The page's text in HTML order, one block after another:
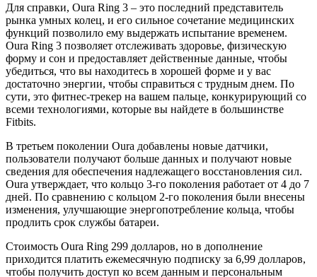
Для справки, Oura Ring 3 – это последний представитель
рынка умных колец, и его сильное сочетание медицинских
функций позволило ему выдержать испытание временем.
Oura Ring 3 позволяет отслеживать здоровье, физическую
форму и сон и предоставляет действенные данные, чтобы
убедиться, что вы находитесь в хорошей форме и у вас
достаточно энергии, чтобы справиться с трудным днем. По
сути, это фитнес-трекер на вашем пальце, конкурирующий со
всеми технологиями, которые вы найдете в большинстве
Fitbits.
В третьем поколении Oura добавлены новые датчики,
пользователи получают больше данных и получают новые
сведения для обеспечения надлежащего восстановления сил.
Oura утверждает, что кольцо 3-го поколения работает от 4 до 7
дней. По сравнению с кольцом 2-го поколения были внесены
изменения, улучшающие энергопотребление кольца, чтобы
продлить срок службы батареи.
Стоимость Oura Ring 299 долларов, но в дополнение
приходится платить ежемесячную подписку за 6,99 долларов,
чтобы получить доступ ко всем данным и персональным